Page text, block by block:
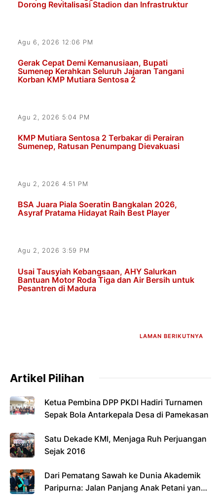
Dorong Revitalisasi Stadion dan Infrastruktur
Agu 6, 2026 12:06 PM
Gerak Cepat Demi Kemanusiaan, Bupati
Sumenep Kerahkan Seluruh Jajaran Tangani
Korban KMP Mutiara Sentosa 2
Agu 2, 2026 5:04 PM
KMP Mutiara Sentosa 2 Terbakar di Perairan
Sumenep, Ratusan Penumpang Dievakuasi
Agu 2, 2026 4:51 PM
BSA Juara Piala Soeratin Bangkalan 2026,
Asyraf Pratama Hidayat Raih Best Player
Agu 2, 2026 3:59 PM
Usai Tausyiah Kebangsaan, AHY Salurkan
Bantuan Motor Roda Tiga dan Air Bersih untuk
Pesantren di Madura
LAMAN BERIKUTNYA
Artikel Pilihan
Ketua Pembina DPP PKDI Hadiri Turnamen
Sepak Bola Antarkepala Desa di Pamekasan
Satu Dekade KMI, Menjaga Ruh Perjuangan
Sejak 2016
Dari Pematang Sawah ke Dunia Akademik
Paripurna: Jalan Panjang Anak Petani yang